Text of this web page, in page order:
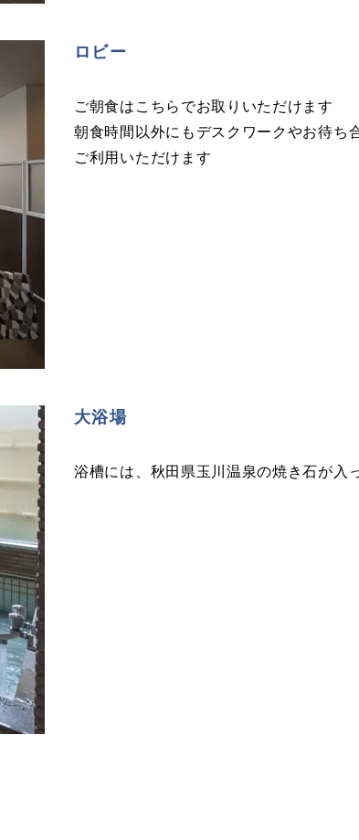
ロビー
ご朝食はこちらでお取りいただけます
朝食時間以外にもデスクワークやお待ち
ご利用いただけます
大浴場
浴槽には、秋田県玉川温泉の焼き石が入